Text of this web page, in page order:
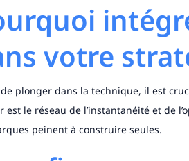
votre
plonger dans la technique, il est
est le réseau de l’instantanéité et de
peinent à construire seules.